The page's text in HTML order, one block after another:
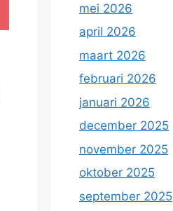
mei 2026
april 2026
maart 2026
februari 2026
januari 2026
december 2025
november 2025
oktober 2025
september 2025